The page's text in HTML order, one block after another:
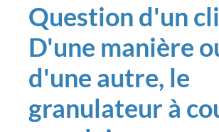
Question d'un
D'une manière
d'une autre, le
granulateur à